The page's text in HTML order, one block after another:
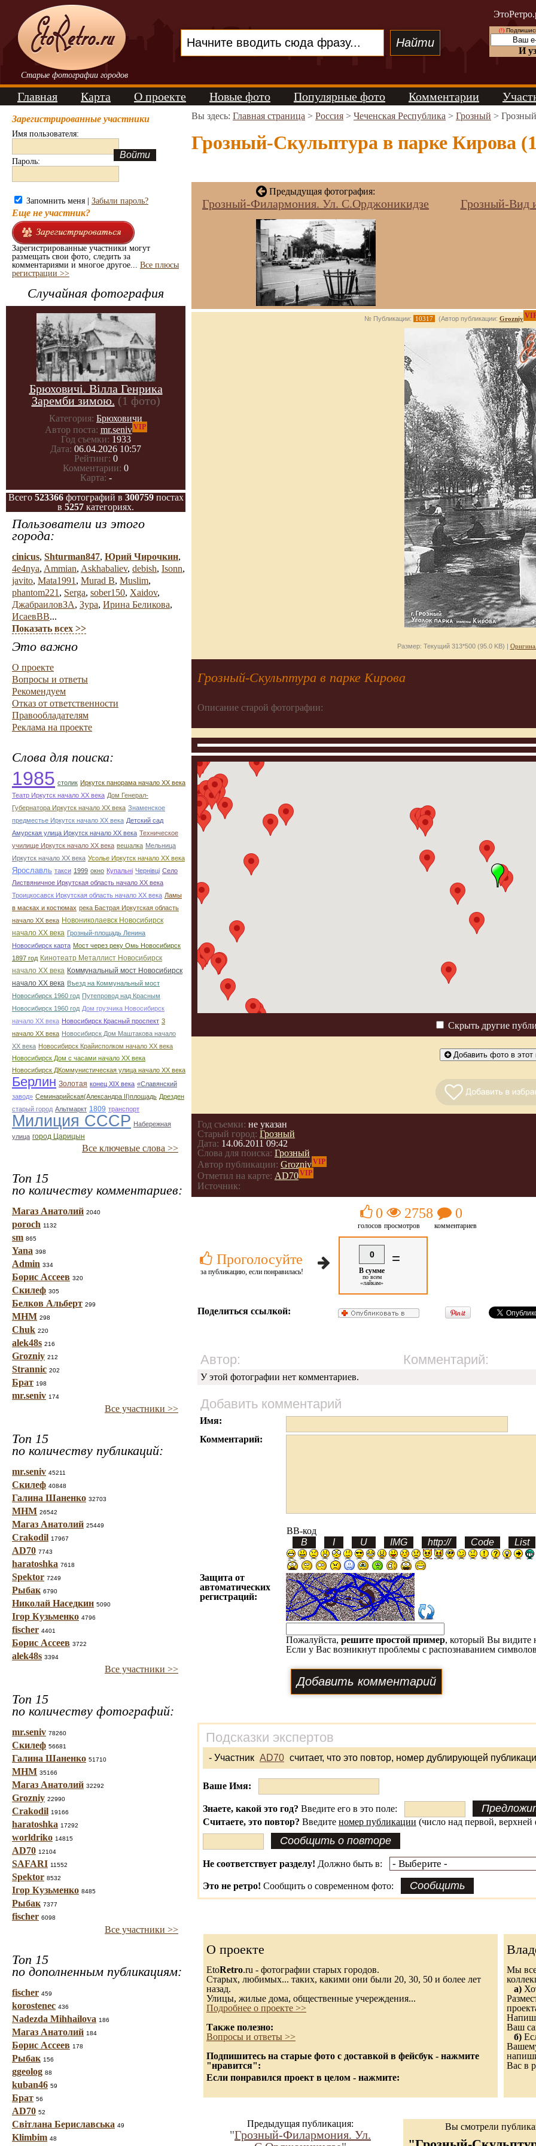
Старые фотографии городов
(!)
И
Главная Карта О проекте Новые фото Популярные фото Комментарии
Зарегистрированные участники
Имя пользователя:
Пароль:
Запомнить меня | Забыли пароль?
Еще не участник?
Зарегистрированные участники могут
размещать свои фото, следить за
комментариями и многое другое... Все плюсы
регистрации >>
Случайная фотография
Брюховичі. Вілла Генрика
Заремби зимою. (1 фото)
Категория: Брюховичи
Автор поста: mr.senivVIP
Год съемки: 1933
Дата: 06.04.2026 10:57
Рейтинг: 0
Комментарии: 0
Карта: -
Всего 523366фотографий в 300759постах
в 5257 категориях.
Пользователи из этого
города:
cinicus, Shturman847, Юрий Чирочкин,
4e4nya, Ammian, Askhabaliev, debish, Isonn,
javito, Mata1991 , Murad B, Muslim,
phantom221 , Serga, sober150, Xaidov,
ДжабраиловЗА, Зура, Ирина Беликова,
ИсаевВВ...
Показать всех >>
Это важно
О проекте
Вопросы и ответы
Рекомендуем
Отказ от ответственности
Правообладателям
Реклама на проекте
Слова для поиска:
1985 столик Иркутск панорама начало ХХ века
Театр Иркутск начало ХХ века Дом Генерал-
Губернатора Иркутск начало ХХ века Знаменское
предместье Иркутск начало ХХ века Детский сад
Амурская улица Иркутск начало ХХ века Техническое
училище Иркутск начало ХХ века вешалка Мельница
Иркутск начало ХХ века Усолье Иркутск начало ХХ века
Ярославль такси 1999 окно Купальні Чернівці Село
Листвяничное Иркутская область начало ХХ века
Троицкосавск Иркутская область начало ХХ века Ламы
в масках и костюмах река Бастрая Иркутская область
начало ХХ века Новониколаевск Новосибирск
начало ХХ века Грозный-площадь Ленина
Новосибирск карта Мост через реку Омь Новосибирск
1897 год Кинотеатр Металлист Новосибирск
начало ХХ века Коммунальный мост Новосибирск
начало ХХ века Въезд на Коммунальный мост
Новосибирск 1960 год Путепровод над Красным
Новосибирск 1960 год Дом грузчика Новосибирск
начало ХХ века Новосибирск Красный проспект 3
начало ХХ века Новосибирск Дом Маштакова начало
ХХ века Новосибирск Крайисполком начало ХХ века
Новосибирск Дом с часами начало ХХ века
Новосибирск ДКоммунистическая улица начало ХХ века
Берлин Золотая конец ХІХ века «Славянский
завод» Семинарийская(Александра II)площадь Дрезден
старый город Альтмаркт 1809 транспорт
Милиция СССР Набережная
улица город Царицын
Все ключевые слова >>
Топ 15
по количеству комментариев:
Магаз Анатолий 2040
poroch 1132
sm 865
Yana 398
Admin 334
Борис Ассеев 320
Скилеф 305
Белков Альберт 299
МНМ 298
Chuk 220
alek48s 216
Grozniy 212
Strannic 202
Брат 198
mr.seniv 174
Все участники >>
Топ 15
по количеству публикаций:
mr.seniv 45211
Скилеф 40848
Галина Шаненко 32703
МНМ 26542
Магаз Анатолий 25449
Crakodil 17967
AD70 7743
haratoshka 7618
Spektor 7249
Рыбак 6790
Николай Наседкин 5090
Ігор Кузьменко 4796
fischer 4401
Борис Ассеев 3722
alek48s 3394
Все участники >>
Топ 15
по количеству фотографий:
mr.seniv 78260
Скилеф 56681
Галина Шаненко 51710
МНМ 35166
Магаз Анатолий 32292
Grozniy 22990
Crakodil 19166
haratoshka 17292
worldriko 14815
AD70 12104
SAFARI 11552
Spektor 8532
Ігор Кузьменко 8485
Рыбак 7377
fischer 6098
Все участники >>
Топ 15
по дополненным публикациям:
fischer 459
korostenec 436
Nadezda Mihhailova 186
Магаз Анатолий 184
Борис Ассеев 178
Рыбак 156
ggeolog 88
kuban46 59
Брат 56
AD70 52
Світлана Бериславська 49
Klimbim 48
Вы здесь: Главная страница > Россия > Чеченская Республика > Грозный >
Грозный-Скульптура в парке Кирова
Предыдущая фотография:
Грозный-Филармония. Ул. С.Орджоникидзе Грозный-Вид
№ Публикации: 10317 (Автор публикации: Grozniy
Размер: Текущий 313*500 (95.0 KB) |
Грозный-Скульптура в парке Кирова
Описание старой фотографии:
Скрыть другие
Добавить фото в этот
Год съемки: не указан
Старый город: Грозный
Дата: 14.06.2011 09:42
Слова для поиска: Грозный
Автор публикации: GrozniyVIP
Отметил на карте: AD70VIP
Источник:
Проголосуйте
за публикацию, если понравилась!
0
голосов
2758
просмотров
0
комментариев
0
В сумме
по всем
«лайкам»
=
Поделиться ссылкой:
Автор: Комментарий:
У этой фотографии нет комментариев.
Добавить комментарий
Имя:
Комментарий:
BB-код
Защита от
автоматических
регистраций:
Пожалуйста, решите простой пример, который Вы видите
Если у Вас возникнут проблемы с распознаванием
Подсказки экспертов
- Участник AD70 считает, что это повтор, номер дублирующей
Ваше Имя:
Знаете, какой это год? Введите его в это поле:
Считаете, это повтор? Введите номер публикации (число над первой, верхней
Не соответствует разделу! Должно быть в:
Это не ретро! Сообщить о современном фото:
О проекте
EtoRetro.ru - фотографии старых городов.
Старых, любимых... таких, какими они были 20, 30, 50 и более лет
назад.
Улицы, жилые дома, общественные учереждения...
Подробнее о проекте >>
Также полезно:
Вопросы и ответы >>
Подпишитесь на старые фото с доставкой в фейсбук - нажмите
"нравится":
Если понравился проект в целом - нажмите:
Мы
а)
Ваш
б)
Вас в
Предыдущая публикация:
"Грозный-Филармония. Ул.
Вы смотрели